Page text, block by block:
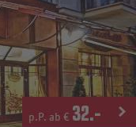
p.P. ab € 32.-